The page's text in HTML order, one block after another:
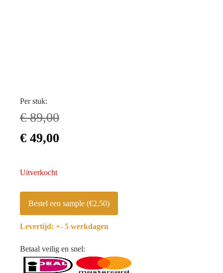
Per stuk:
€89,00
Oorspronkelijke
was:
€ 89,00.
€ 49,00
€ 49,00.
Uitverkocht
Bestel een sample (€2,50)
Levertijd: +- 5 werkdagen
Betaal veilig en snel: